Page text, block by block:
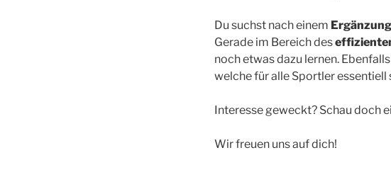
Du suchst nach einem
Gerade im Bereich des
noch etwas dazu lernen.
welche für alle Sportler essentiell
Interesse geweckt? Schau doch
Wir freuen uns auf dich!